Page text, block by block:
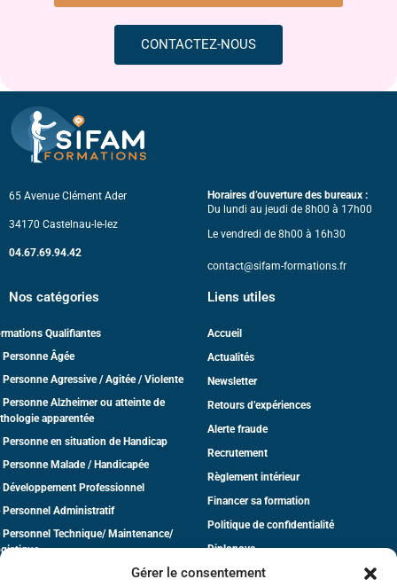
Gérer le consentement
CONTACTEZ-NOUS
65 Avenue Clément Ader
34170 Castelnau-le-lez
04.67.69.94.42
Horaires d’ouverture des bureaux :
Du lundi au jeudi de 8h00 à 17h00
Le vendredi de 8h00 à 16h30
contact@sifam-formations.fr
Nos catégories
Qualifiantes
Personne Âgée
Personne Agressive / Agitée / Violente
Personne Alzheimer ou atteinte de
apparentée
Personne en situation de Handicap
Personne Malade / Handicapée
Développement Professionnel
Personnel Administratif
Personnel Technique/ Maintenance/
Liens utiles
Accueil
Actualités
Newsletter
Retours d’expériences
Alerte fraude
Recrutement
Règlement intérieur
Financer sa formation
Politique de confidentialité
Diplonova
CGV